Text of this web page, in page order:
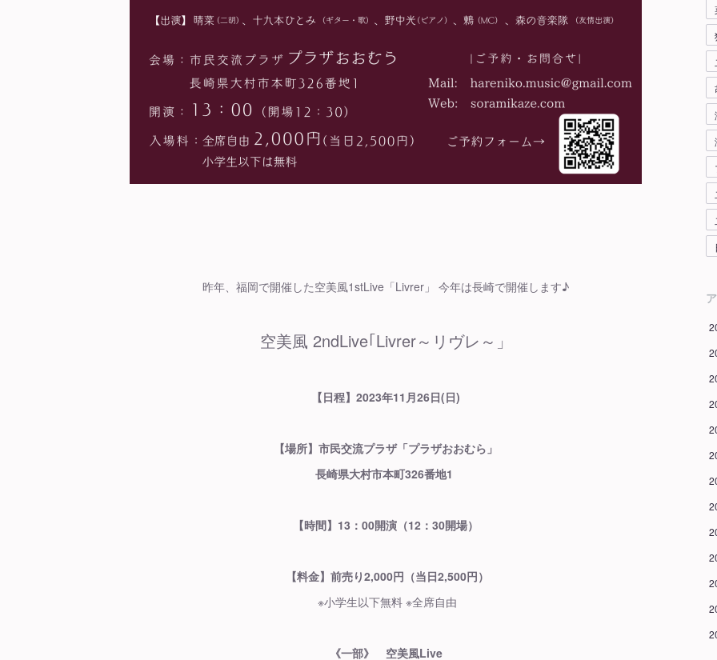
昨年、福岡で開催した空美風1stLive「Livrer」 今年は長崎で開催します♪
空美風 2ndLive｢Livrer～リヴレ～」
【日程】2023年11月26日(日)
【場所】市民交流プラザ「プラザおおむら」
長崎県大村市本町326番地1
【時間】13：00開演（12：30開場）
【料金】前売り2,000円（当日2,500円）
※小学生以下無料 ※全席自由
《一部》 空美風Live